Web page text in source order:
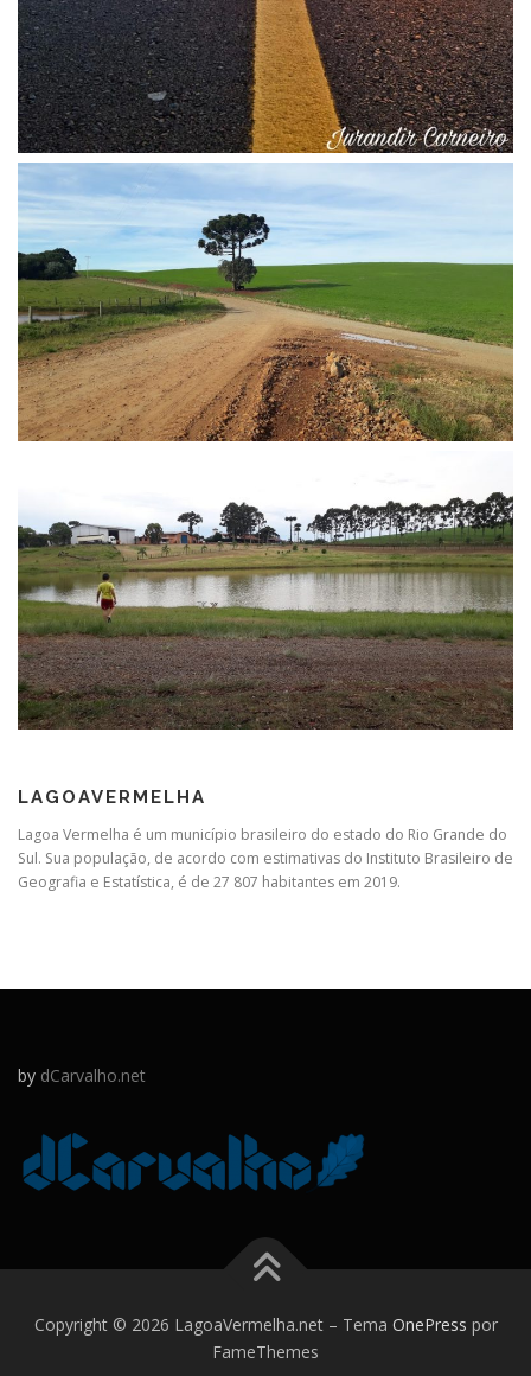
LAGOAVERMELHA
Lagoa Vermelha é um município brasileiro do estado do Rio Grande do
Sul. Sua população, de acordo com estimativas do Instituto Brasileiro de
Geografia e Estatística, é de 27 807 habitantes em 2019.
by dCarvalho.net
Copyright © 2026 LagoaVermelha.net – Tema OnePress por
FameThemes